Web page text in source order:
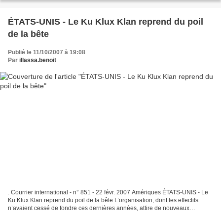
ÉTATS-UNIS - Le Ku Klux Klan reprend du poil
de la bête
Publié le 11/10/2007 à 19:08
Par illassa.benoit
. Courrier international - n° 851 - 22 févr. 2007 Amériques ÉTATS-UNIS - Le
Ku Klux Klan reprend du poil de la bête L’organisation, dont les effectifs
n’avaient cessé de fondre ces dernières années, attire de nouveaux